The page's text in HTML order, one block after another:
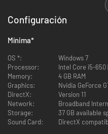
novedoso, pero con la acción
EL ONCE DE TUS SUEÑOS
Crea personajes con nuevas
team» en partidos sin conexión y
VERSUS DE 4 JUGADORES
Compite con amigos en partidos
ONLINE
Configuración
Mínima*
OS *:
Windows 7
Processor:
Intel Core i5-650
Memory:
4 GB RAM
Graphics:
Nvidia GeForce
DirectX:
Version 11
Network:
Broadband
Storage:
37 GB available
Sound Card:
DirectX